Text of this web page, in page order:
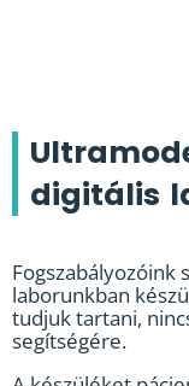
digitális
Fogszabályozóink
laborunkban
tudjuk tartani,
segítségére.